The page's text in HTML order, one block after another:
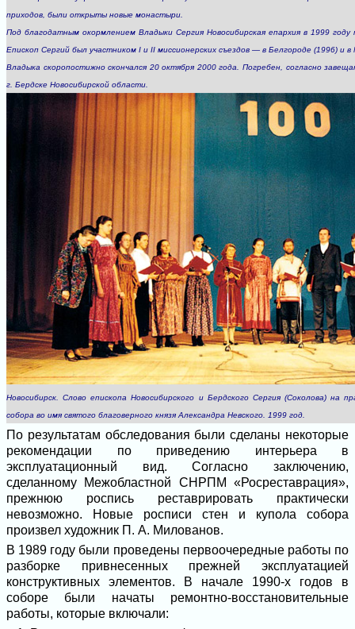
приходов, были открыты новые монастыри.
Под благодатным окормлением Владыки Сергия Новосибирская епархия в 1999
Епископ Сергий был участником I и II миссионерских съездов — в Белгороде (1996) и в
Владыка скоропостижно скончался 20 октября 2000 года. Погребен, согласно
г. Бердске Новосибирской области.
Новосибирск. Слово епископа Новосибирского и Бердского Сергия (Соколова) на
собора во имя святого благоверного князя Александра Невского. 1999 год.
По результатам обследования были сделаны некоторые
рекомендации по приведению интерьера в
эксплуатационный вид. Согласно заключению,
сделанному Межобластной СНРПМ «Росреставрация»,
прежнюю роспись реставрировать практически
невозможно. Новые росписи стен и купола собора
произвел художник П. А. Милованов.
В 1989 году были проведены первоочередные работы по
разборке привнесенных прежней эксплуатацией
конструктивных элементов. В начале 1990-х годов в
соборе были начаты ремонтно-восстановительные
работы, которые включали: